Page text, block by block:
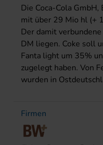
Die Coca-Cola
mit über 29 Mio hl (+
Der damit
DM liegen. Coke soll
Fanta light um 35%
zugelegt haben. Von
wurden in
Firmen